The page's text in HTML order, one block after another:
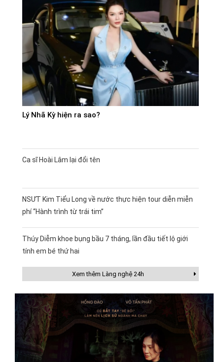
Lý Nhã Kỳ hiện ra sao?
Ca sĩ Hoài Lâm lại đổi tên
NSƯT Kim Tiểu Long về nước thực hiện tour diễn miễn
phí “Hành trình từ trái tim”
Thúy Diễm khoe bụng bầu 7 tháng, lần đầu tiết lộ giới
tính em bé thứ hai
Xem thêm Làng nghệ 24h